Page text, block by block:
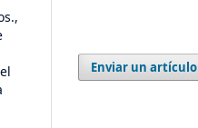
Enviar un artículo